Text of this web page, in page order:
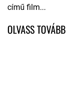
című film...